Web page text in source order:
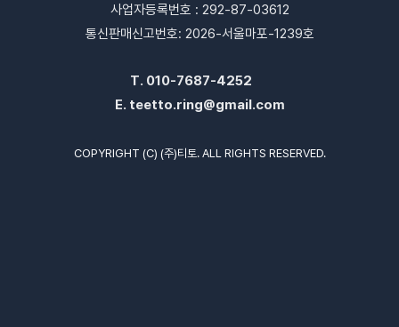
사업자등록번호 : 292-87-03612
통신판매신고번호: 2026-서울마포-1239호
T. 010-7687-4252
E. teetto.ring@gmail.com
COPYRIGHT (C) (주)티토. ALL RIGHTS RESERVED.